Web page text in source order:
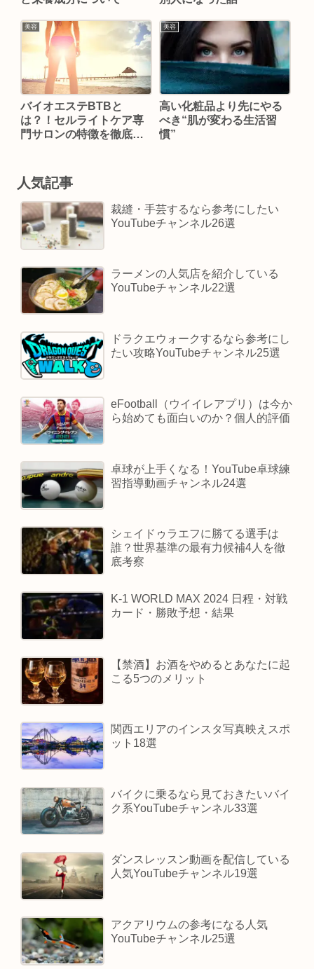
美容
バイオエステBTBと
は？！セルライトケア専
門サロンの特徴を徹底解
美容
高い化粧品より先にやる
べき“肌が変わる生活習
慣”
人気記事
裁縫・手芸するなら参考にしたい
YouTubeチャンネル26選
ラーメンの人気店を紹介している
YouTubeチャンネル22選
ドラクエウォークするなら参考にし
たい攻略YouTubeチャンネル25選
eFootball（ウイイレアプリ）は今か
ら始めても面白いのか？個人的評価
卓球が上手くなる！YouTube卓球練
習指導動画チャンネル24選
シェイドゥラエフに勝てる選手は
誰？世界基準の最有力候補4人を徹
底考察
K-1 WORLD MAX 2024 日程・対戦
カード・勝敗予想・結果
【禁酒】お酒をやめるとあなたに起
こる5つのメリット
関西エリアのインスタ写真映えスポ
ット18選
バイクに乗るなら見ておきたいバイ
ク系YouTubeチャンネル33選
ダンスレッスン動画を配信している
人気YouTubeチャンネル19選
アクアリウムの参考になる人気
YouTubeチャンネル25選